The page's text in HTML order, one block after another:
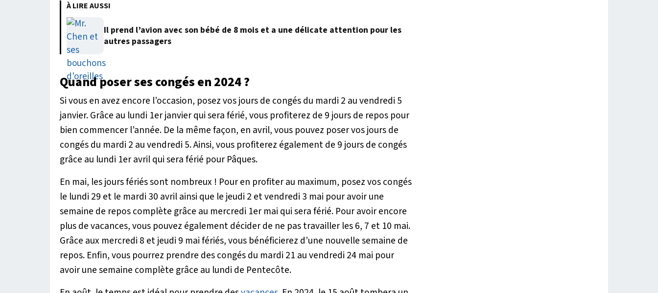
À LIRE AUSSI
Il prend l’avion avec son bébé de 8 mois et a une délicate attention pour les
autres passagers
Quand poser ses congés en 2024 ?
Si vous en avez encore l’occasion, posez vos jours de congés du mardi 2 au vendredi 5
janvier. Grâce au lundi 1er janvier qui sera férié, vous profiterez de 9 jours de repos pour
bien commencer l’année. De la même façon, en avril, vous pouvez poser vos jours de
congés du mardi 2 au vendredi 5. Ainsi, vous profiterez également de 9 jours de congés
grâce au lundi 1er avril qui sera férié pour Pâques.
En mai, les jours fériés sont nombreux ! Pour en profiter au maximum, posez vos congés
le lundi 29 et le mardi 30 avril ainsi que le jeudi 2 et vendredi 3 mai pour avoir une
semaine de repos complète grâce au mercredi 1er mai qui sera férié. Pour avoir encore
plus de vacances, vous pouvez également décider de ne pas travailler les 6, 7 et 10 mai.
Grâce aux mercredi 8 et jeudi 9 mai fériés, vous bénéficierez d’une nouvelle semaine de
repos. Enfin, vous pourrez prendre des congés du mardi 21 au vendredi 24 mai pour
avoir une semaine complète grâce au lundi de Pentecôte.